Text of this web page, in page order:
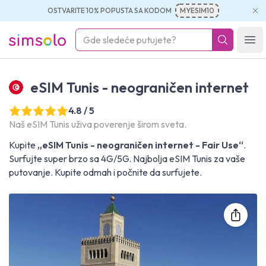
OSTVARITE 10% POPUSTA SA KODOM MYESIM10
simsolo
eSIM Tunis - neograničen internet
4.8 / 5
Naš eSIM Tunis uživa poverenje širom sveta.
Kupite „eSIM Tunis - neograničen internet - Fair Use“.
Surfujte super brzo sa 4G/5G. Najbolja eSIM Tunis za vaše
putovanje. Kupite odmah i počnite da surfujete.